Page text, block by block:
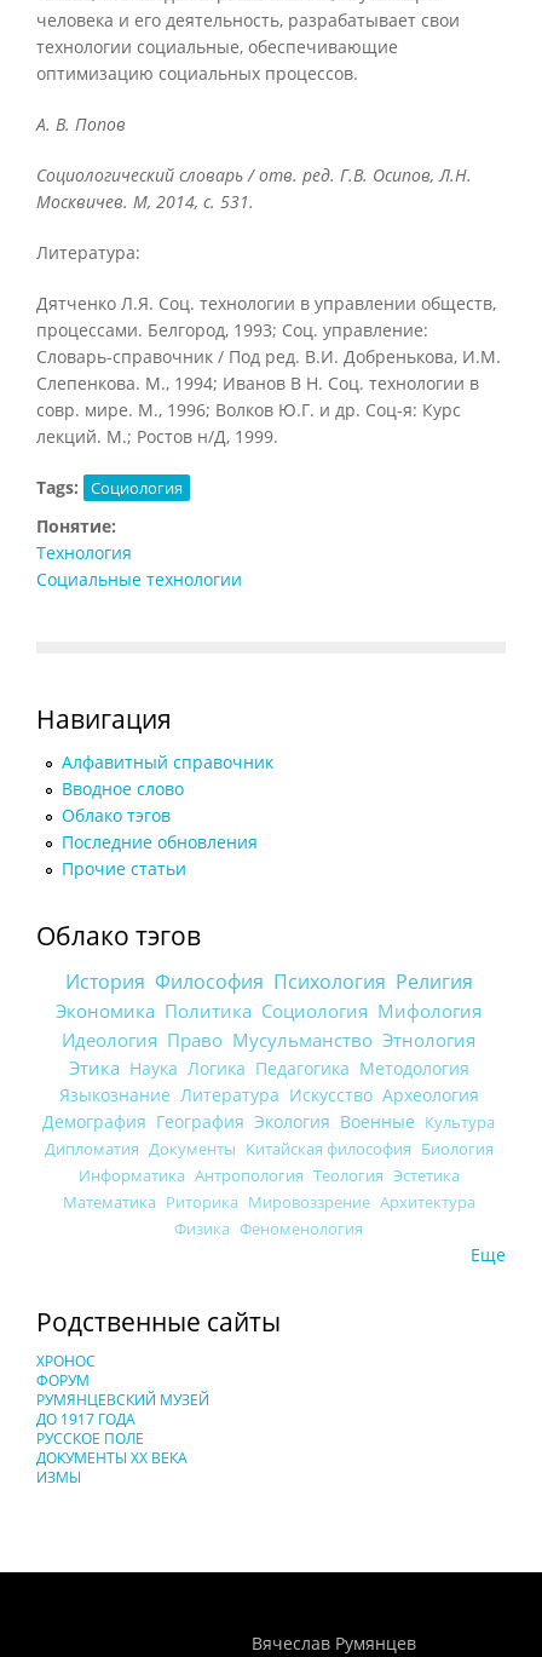
человека и его деятельность, разрабатывает свои
технологии социальные, обеспечивающие
оптимизацию социальных процессов.
А. В. Попов
Социологический словарь / отв. ред. Г.В. Осипов, Л.Н.
Москвичев. М, 2014, с. 531.
Литература:
Дятченко Л.Я. Соц. технологии в управлении обществ,
процессами. Белгород, 1993; Соц. управление:
Словарь-справочник / Под ред. В.И. Добренькова, И.М.
Слепенкова. М., 1994; Иванов В Н. Соц. технологии в
совр. мире. М., 1996; Волков Ю.Г. и др. Соц-я: Курс
лекций. М.; Ростов н/Д, 1999.
Tags: Социология
Понятие:
Технология
Социальные технологии
Навигация
Алфавитный справочник
Вводное слово
Облако тэгов
Последние обновления
Прочие статьи
Облако тэгов
История Философия Психология Религия
Экономика Политика Социология Мифология
Идеология Право Мусульманство Этнология
Этика Наука Логика Педагогика Методология
Языкознание Литература Искусство Археология
Демография География Экология Военные Культура
Дипломатия Документы Китайская философия Биология
Информатика Антропология Теология Эстетика
Математика Риторика Мировоззрение Архитектура
Физика Феноменология
Еще
Родственные сайты
ХРОНОС
ФОРУМ
РУМЯНЦЕВСКИЙ МУЗЕЙ
ДО 1917 ГОДА
РУССКОЕ ПОЛЕ
ДОКУМЕНТЫ XX ВЕКА
ИЗМЫ
Вячеслав Румянцев